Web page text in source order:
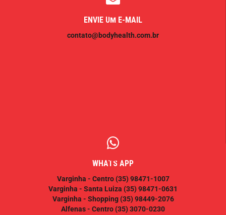
ENVIE UM E-MAIL
contato@bodyhealth.com.br
WHATS APP
Varginha - Centro(35) 98471-1007
Varginha - Santa Luiza (35) 98471-0631
Varginha - Shopping(35) 98449-2076
Alfenas - Centro(35) 3070-0230